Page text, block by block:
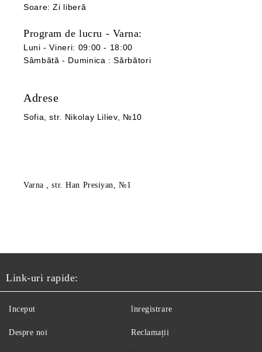
Soare: Zi liberă
Program de lucru - Varna:
Luni - Vineri: 09:00 - 18:00
Sâmbătă - Duminica : Sărbători
Adrese
Sofia , str. Nikolay Liliev, №10
Varna , str. Han Presiyan, №1
Link-uri rapide:
Inceput
Despre noi
înregistrare
Reclamații